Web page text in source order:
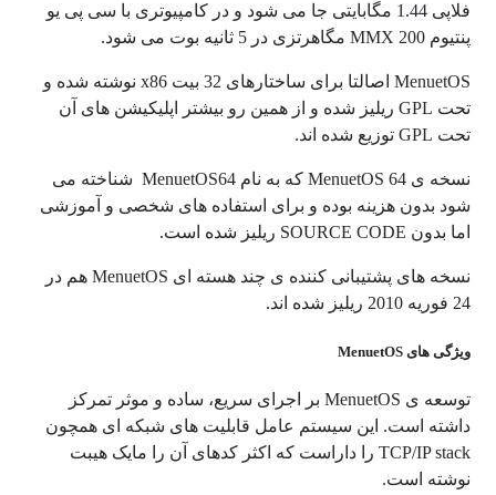
فلاپی 1.44 مگابایتی جا می شود و در کامپیوتری با سی پی یو
پنتیوم MMX 200 مگاهرتزی در 5 ثانیه بوت می شود.
MenuetOS اصالتا برای ساختارهای 32 بیت x86 نوشته شده و
تحت GPL ریلیز شده و از همین رو بیشتر اپلیکیشن های آن
تحت GPL توزیع شده اند.
نسخه ی 64 MenuetOS که به نام MenuetOS64 شناخته می
شود بدون هزینه بوده و برای استفاده های شخصی و آموزشی
اما بدون SOURCE CODE ریلیز شده است.
نسخه های پشتیبانی کننده ی چند هسته ای MenuetOS هم در
24 فوریه 2010 ریلیز شده اند.
ویژگی های MenuetOS
توسعه ی MenuetOS بر اجرای سریع، ساده و موثر تمرکز
داشته است. این سیستم عامل قابلیت های شبکه ای همچون
TCP/IP stack را داراست که اکثر کدهای آن را مایک هیبت
نوشته است.